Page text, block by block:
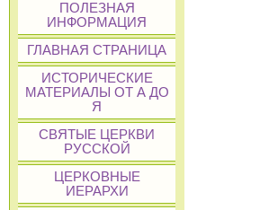
ПОЛЕЗНАЯ
ИНФОРМАЦИЯ
ГЛАВНАЯ СТРАНИЦА
ИСТОРИЧЕСКИЕ
МАТЕРИАЛЫ ОТ А ДО
Я
СВЯТЫЕ ЦЕРКВИ
РУССКОЙ
ЦЕРКОВНЫЕ
ИЕРАРХИ